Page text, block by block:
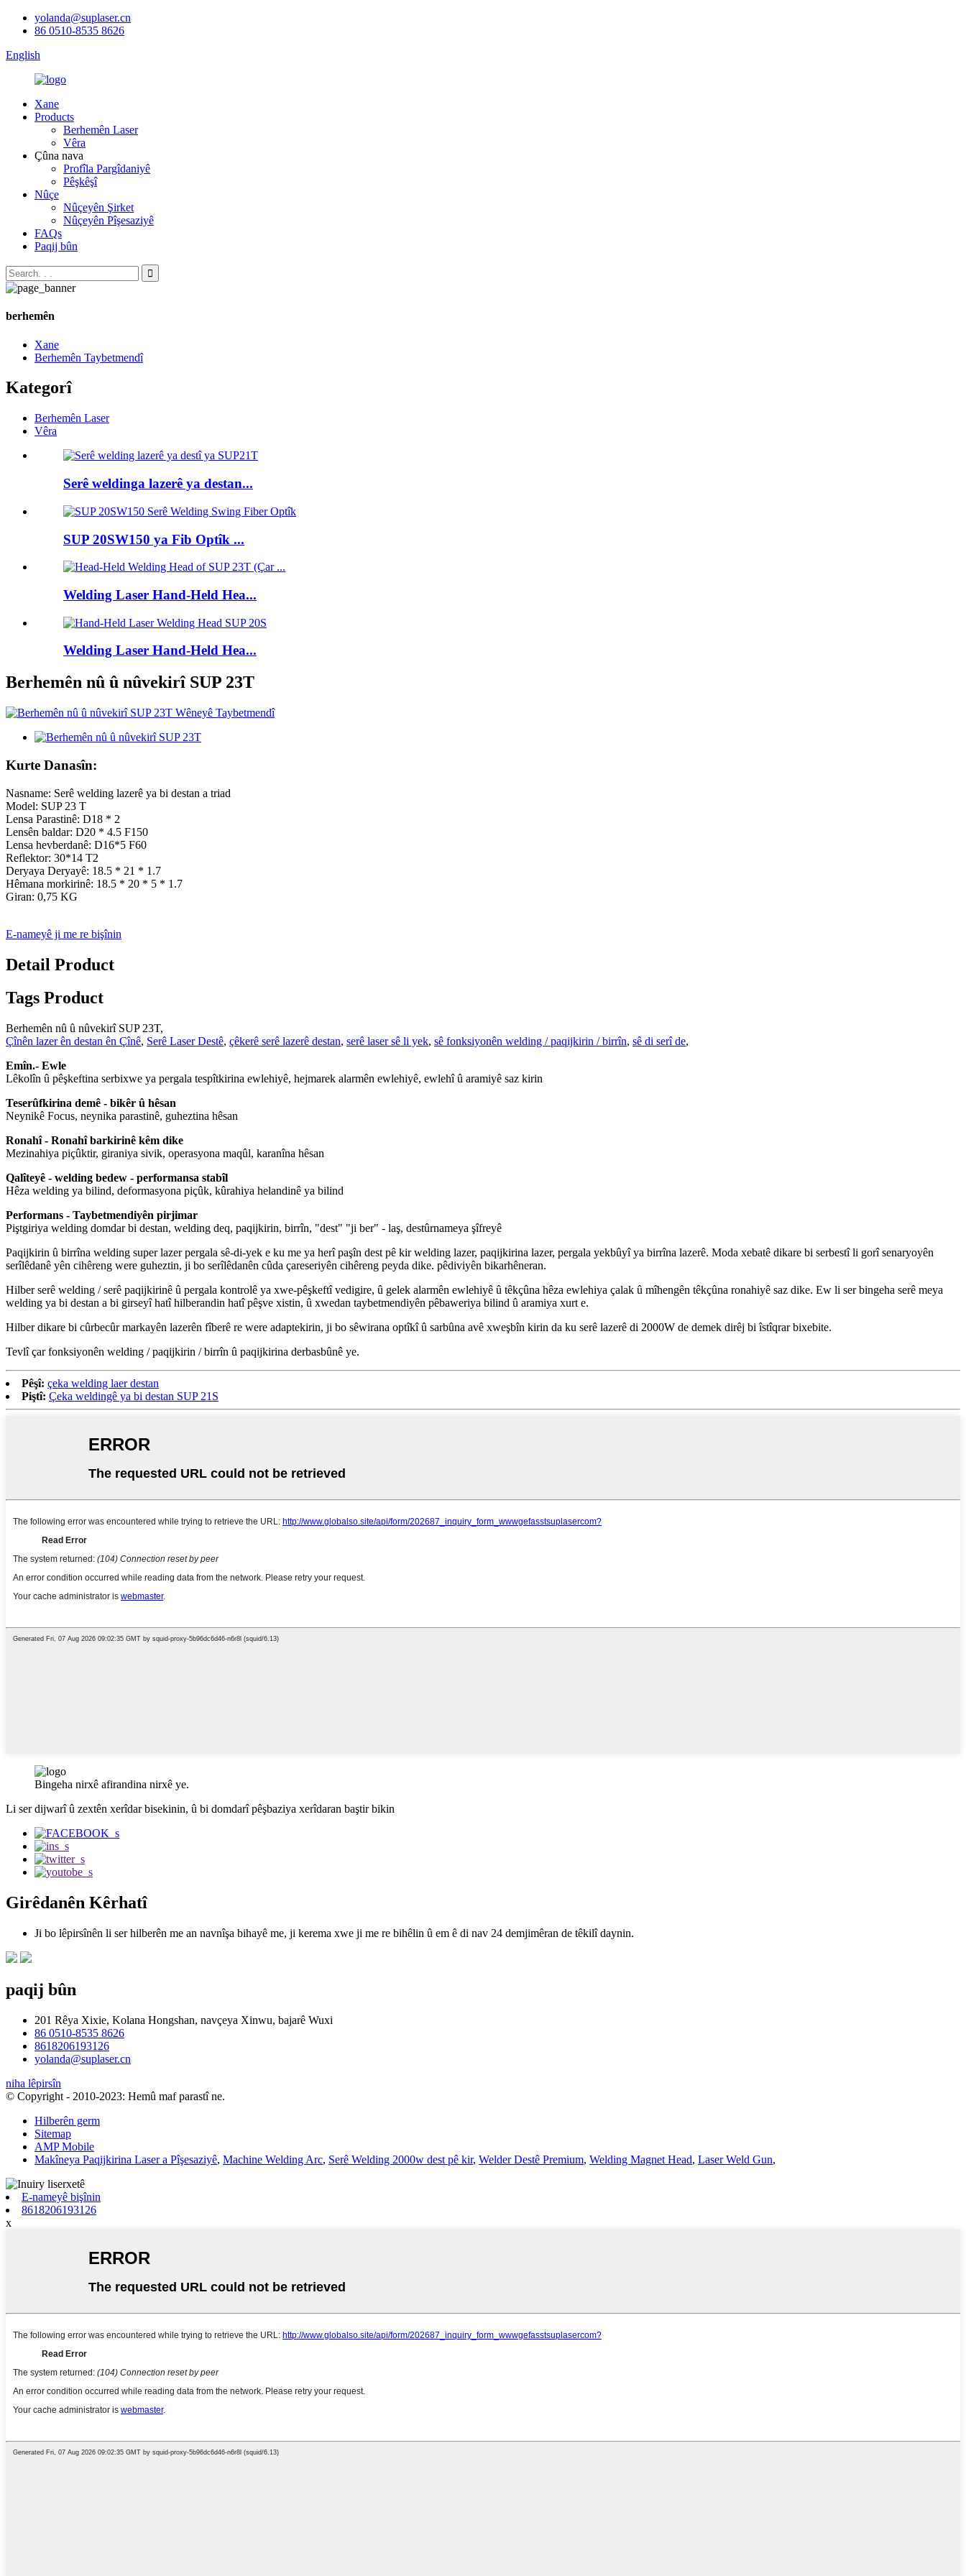
yolanda@suplaser.cn
86 0510-8535 8626
English
Xane
Products
Berhemên Laser
Vêra
Çûna nava
Profîla Pargîdaniyê
Pêşkêşî
Nûçe
Nûçeyên Şirket
Nûçeyên Pîşesaziyê
FAQs
Paqij bûn
berhemên
Xane
Berhemên Taybetmendî
Kategorî
Berhemên Laser
Vêra
Serê weldinga lazerê ya destan...
SUP 20SW150 ya Fib Optîk ...
Welding Laser Hand-Held Hea...
Welding Laser Hand-Held Hea...
Berhemên nû û nûvekirî SUP 23T
Kurte Danasîn:
Nasname: Serê welding lazerê ya bi destan a triad
Model: SUP 23 T
Lensa Parastinê: D18 * 2
Lensên baldar: D20 * 4.5 F150
Lensa hevberdanê: D16*5 F60
Reflektor: 30*14 T2
Deryaya Deryayê: 18.5 * 21 * 1.7
Hêmana morkirinê: 18.5 * 20 * 5 * 1.7
Giran: 0,75 KG
E-nameyê ji me re bişînin
Detail Product
Tags Product
Berhemên nû û nûvekirî SUP 23T,
Çînên lazer ên destan ên Çînê, Serê Laser Destê, çêkerê serê lazerê destan, serê laser sê li yek, sê fonksiyonên welding / paqijkirin / birrîn, sê di serî de,
Emîn.- Ewle
Lêkolîn û pêşkeftina serbixwe ya pergala tespîtkirina ewlehiyê, hejmarek alarmên ewlehiyê, ewlehî û aramiyê saz kirin
Teserûfkirina demê - bikêr û hêsan
Neynikê Focus, neynika parastinê, guheztina hêsan
Ronahî - Ronahî barkirinê kêm dike
Mezinahiya piçûktir, giraniya sivik, operasyona maqûl, karanîna hêsan
Qalîteyê - welding bedew - performansa stabîl
Hêza welding ya bilind, deformasyona piçûk, kûrahiya helandinê ya bilind
Performans - Taybetmendiyên pirjimar
Piştgiriya welding domdar bi destan, welding deq, paqijkirin, birrîn, "dest" "ji ber" - laş, destûrnameya şîfreyê
Paqijkirin û birrîna welding super lazer pergala sê-di-yek e ku me ya herî paşîn dest pê kir welding lazer, paqijkirina lazer, pergala yekbûyî ya birrîna lazerê. Moda xebatê dikare bi serbestî li gorî senaryoyên
serîlêdanê yên cihêreng were guheztin, ji bo serîlêdanên cûda çareseriyên cihêreng peyda dike. pêdiviyên bikarhêneran.
Hilber serê welding / serê paqijkirinê û pergala kontrolê ya xwe-pêşkeftî vedigire, û gelek alarmên ewlehiyê û têkçûna hêza ewlehiya çalak û mîhengên têkçûna ronahiyê saz dike. Ew li ser bingeha serê meya
welding ya bi destan a bi girseyî hatî hilberandin hatî pêşve xistin, û xwedan taybetmendiyên pêbaweriya bilind û aramiya xurt e.
Hilber dikare bi cûrbecûr markayên lazerên fîberê re were adaptekirin, ji bo sêwirana optîkî û sarbûna avê xweşbîn kirin da ku serê lazerê di 2000W de demek dirêj bi îstîqrar bixebite.
Tevlî çar fonksiyonên welding / paqijkirin / birrîn û paqijkirina derbasbûnê ye.
Pêşî: çeka welding laer destan
Piştî: Çeka weldingê ya bi destan SUP 21S
Bingeha nirxê afirandina nirxê ye.
Li ser dijwarî û zextên xerîdar bisekinin, û bi domdarî pêşbaziya xerîdaran baştir bikin
Girêdanên Kêrhatî
Ji bo lêpirsînên li ser hilberên me an navnîşa bihayê me, ji kerema xwe ji me re bihêlin û em ê di nav 24 demjimêran de têkilî daynin.
paqij bûn
201 Rêya Xixie, Kolana Hongshan, navçeya Xinwu, bajarê Wuxi
86 0510-8535 8626
8618206193126
yolanda@suplaser.cn
niha lêpirsîn
© Copyright - 2010-2023: Hemû maf parastî ne.
Hilberên germ
Sitemap
AMP Mobile
Makîneya Paqijkirina Laser a Pîşesaziyê, Machine Welding Arc, Serê Welding 2000w dest pê kir, Welder Destê Premium, Welding Magnet Head, Laser Weld Gun,
E-nameyê bişînin
8618206193126
x